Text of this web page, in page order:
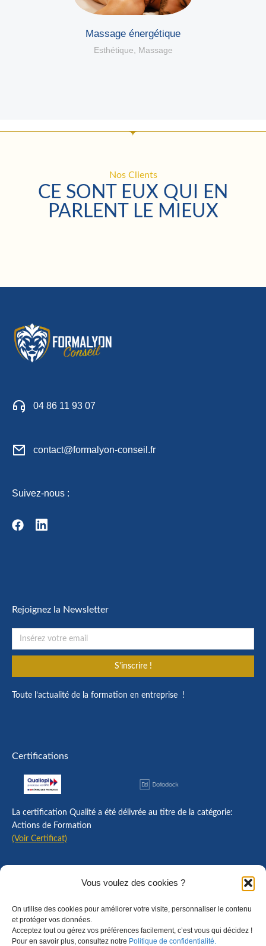
Vous voulez des cookies ?
On utilise des cookies pour améliorer votre visite, personnaliser le contenu
et protéger vos données.
Acceptez tout ou gérez vos préférences facilement, c’est vous qui décidez !
Pour en savoir plus, consultez notre Politique de confidentialité.
Massage énergétique
Esthétique, Massage
Nos Clients
CE SONT EUX QUI EN
PARLENT LE MIEUX
04 86 11 93 07
contact@formalyon-conseil.fr
Suivez-nous :
Rejoignez la Newsletter
S'inscrire !
Toute l’actualité de la formation en entreprise !
Certifications
La certification Qualité a été délivrée au titre de la catégorie:
Actions de Formation
(Voir Certificat)
Règlement intérieur
CGU